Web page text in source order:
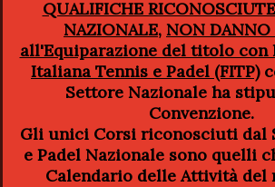
QUALIFICHE
NAZIONALE, NON
all'Equiparazione del titolo con
Italiana Tennis e Padel (FITP)
Settore Nazionale ha
Convenzione.
Gli unici Corsi riconosciuti dal
e Padel Nazionale sono quelli
Calendario delle Attività del